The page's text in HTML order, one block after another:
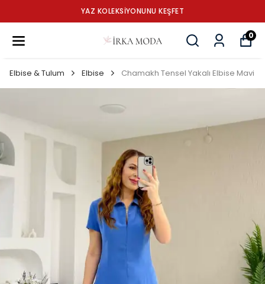
YAZ KOLEKSİYONUNU KEŞFET
0
Elbise & Tulum Elbise Chamakh Tensel Yakalı Elbise Mavi